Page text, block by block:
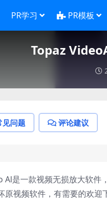
PR学习 PR模板
Topaz
见问题 评论建议
Al是一款视频无损放大软件
视频软件，有需要的欢迎